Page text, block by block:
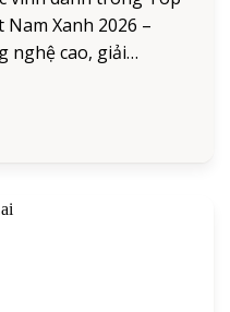
Nam Xanh 2026 –
nghệ cao, giải